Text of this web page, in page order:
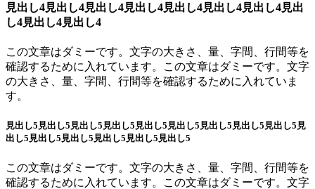
見出し4見出し4見出し4見出し4見出し4見出し4見出し4見出
し4見出し4見出し4
この文章はダミーです。文字の大きさ、量、字間、行間等を
確認するために入れています。この文章はダミーです。文字
の大きさ、量、字間、行間等を確認するために入れていま
す。
見出し5見出し5見出し5見出し5見出し5見出し5見出し5見出し5見出し5見
出し5見出し5見出し5見出し5見出し5見出し5
この文章はダミーです。文字の大きさ、量、字間、行間等を
確認するために入れています。この文章はダミーです。文字